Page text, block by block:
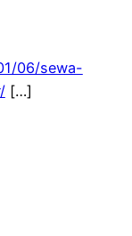
06/sewa-
[…]